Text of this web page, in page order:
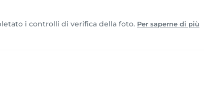
i controlli di verifica della foto. Per saperne di più